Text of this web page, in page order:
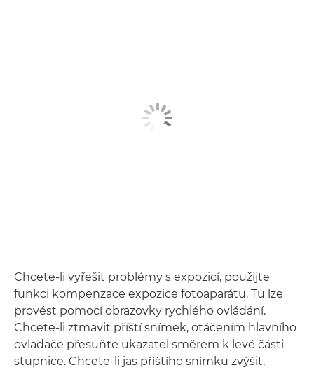
Chcete-li vyřešit problémy s expozicí, použijte
funkci kompenzace expozice fotoaparátu. Tu lze
provést pomocí obrazovky rychlého ovládání.
Chcete-li ztmavit příští snímek, otáčením hlavního
ovladače přesuňte ukazatel směrem k levé části
stupnice. Chcete-li jas příštího snímku zvýšit,